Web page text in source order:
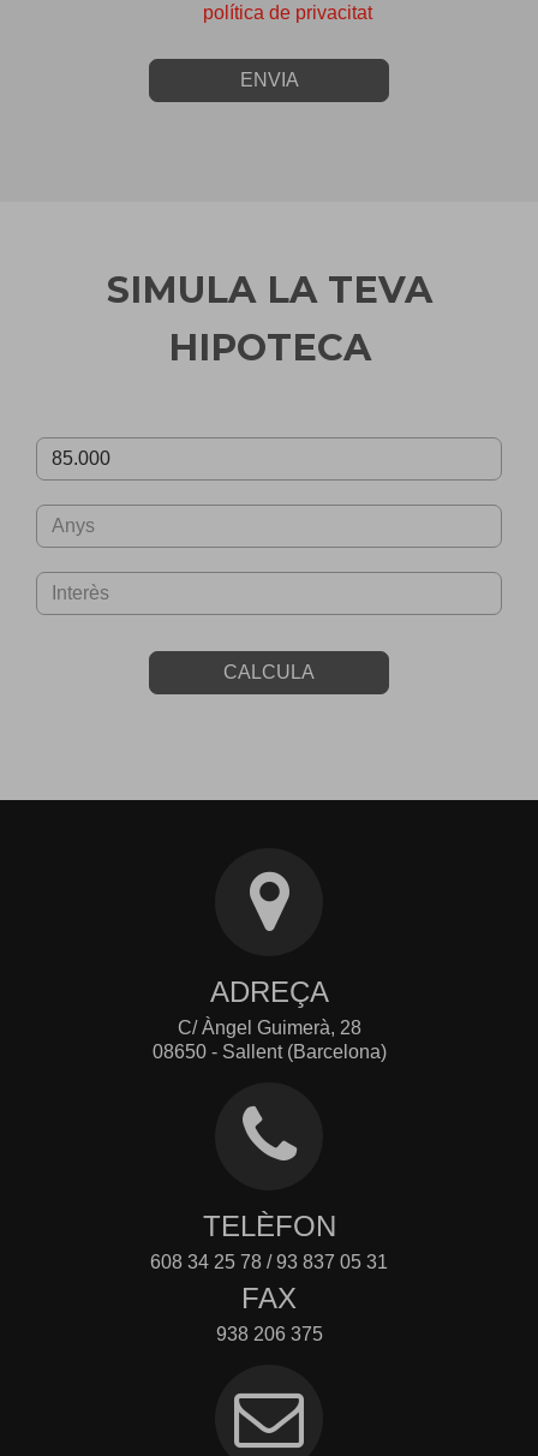
política de privacitat
ENVIA
SIMULA LA TEVA
HIPOTECA
CALCULA
ADREÇA
C/ Àngel Guimerà, 28
08650 - Sallent (Barcelona)
TELÈFON
608 34 25 78 / 93 837 05 31
FAX
938 206 375